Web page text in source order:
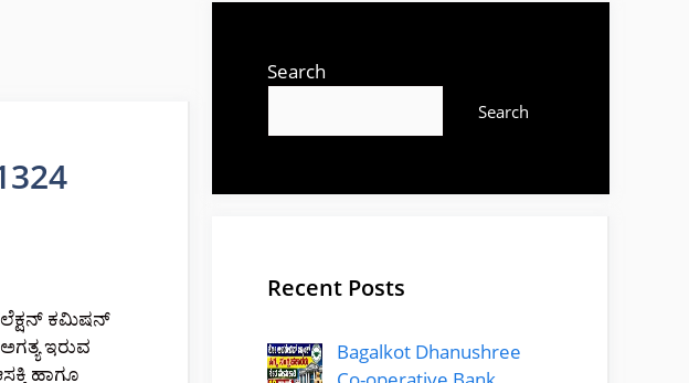
ಕಮಿಷನ್
ಇರುವ
ಹಾಗೂ
Search
Search
Recent Posts
Bagalkot Dhanushree